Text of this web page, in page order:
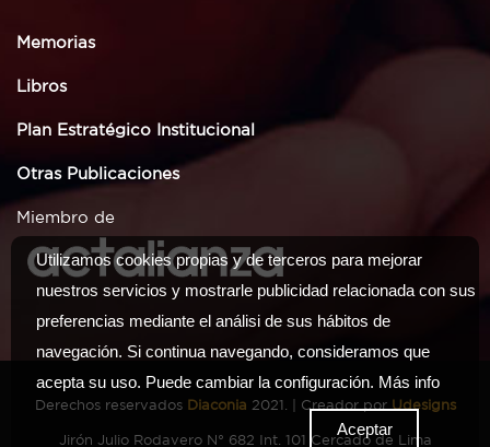
Memorias
Libros
Plan Estratégico Institucional
Otras Publicaciones
Miembro de
Derechos reservados Diaconia 2021. | Creador porUdesigns
Jirón Julio Rodavero N° 682 Int. 101 Cercado de Lima
Utilizamos cookies propias y de terceros para mejorar
nuestros servicios y mostrarle publicidad relacionada con sus
preferencias mediante el análisi de sus hábitos de
navegación. Si continua navegando, consideramos que
acepta su uso. Puede cambiar la configuración. Más info
Aceptar